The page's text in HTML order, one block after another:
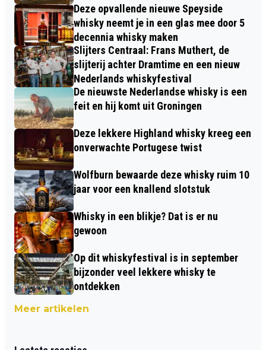
Deze opvallende nieuwe Speyside
whisky neemt je in een glas mee door 5
decennia whisky maken
Slijters Centraal: Frans Muthert, de
slijterij achter Dramtime en een nieuw
Nederlands whiskyfestival
De nieuwste Nederlandse whisky is een
feit en hij komt uit Groningen
Deze lekkere Highland whisky kreeg een
onverwachte Portugese twist
Wolfburn bewaarde deze whisky ruim 10
jaar voor een knallend slotstuk
Whisky in een blikje? Dat is er nu
gewoon
Op dit whiskyfestival is in september
bijzonder veel lekkere whisky te
ontdekken
Meer artikelen